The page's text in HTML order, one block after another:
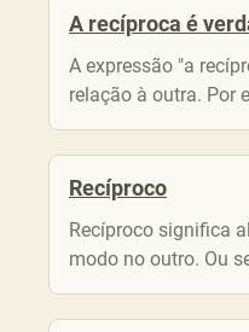
A recíproca é
A expressão "a
relação à outra. Por
Recíproco
Recíproco significa
modo no outro. Ou